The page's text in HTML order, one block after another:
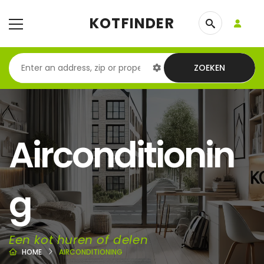
KOTFINDER
ZOEKEN
Airconditionin
g
Een kot huren of delen
HOME AIRCONDITIONING